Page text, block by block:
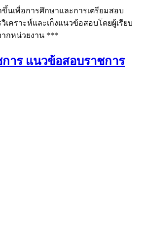
นเพื่อการศึกษาและการเตรียมสอบ
เคราะห์และเก็งแนวข้อสอบโดยผู้เรียบ
ากหน่วยงาน ***
าร แนวข้อสอบราชการ